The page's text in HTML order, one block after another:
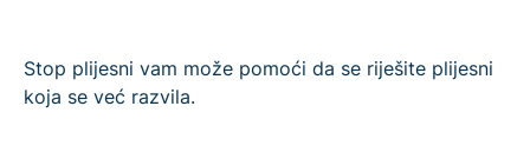
Stop plijesni vam može pomoći da se riješite plijesni
koja se već razvila.